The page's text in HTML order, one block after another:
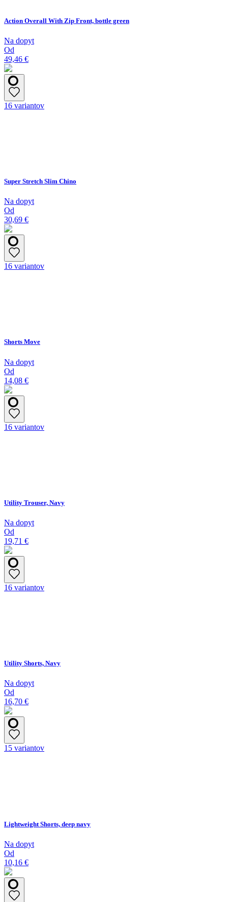
Action Overall With Zip Front, bottle green
Na dopyt
Od
49,46 €
16 variantov
Super Stretch Slim Chino
Na dopyt
Od
30,69 €
16 variantov
Shorts Move
Na dopyt
Od
14,08 €
16 variantov
Utility Trouser, Navy
Na dopyt
Od
19,71 €
16 variantov
Utility Shorts, Navy
Na dopyt
Od
16,70 €
15 variantov
Lightweight Shorts, deep navy
Na dopyt
Od
10,16 €